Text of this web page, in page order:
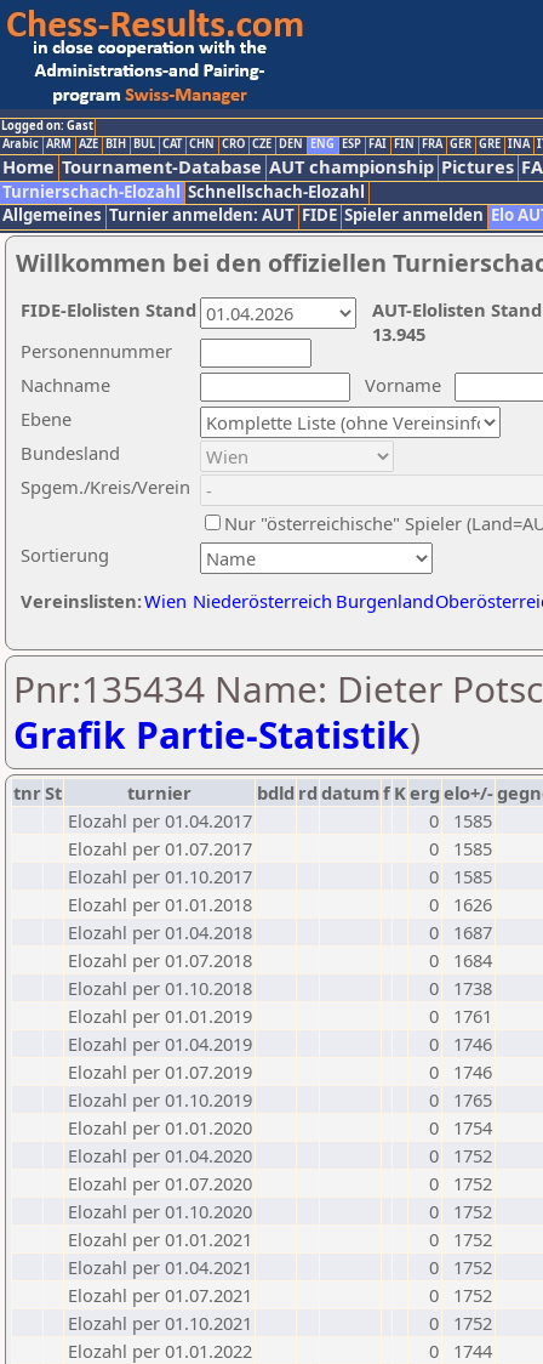
Logged on: Gast
Arabic ARM AZE BIH BUL CAT CHN CRO CZE DEN ENG ESP FAI FIN FRA GER GRE INA
Home Tournament-Database AUT championship Pictures
Turnierschach-Elozahl Schnellschach-Elozahl
Allgemeines Turnier anmelden: AUT FIDE Spieler anmelden Elo
Willkommen bei den offiziellen
Nachname
Vorname
Ebene
Sortierung
Personennummer
Bundesland
Spgem./Kreis/Verein
Nur "österreichische" Spieler
Vereinslisten:Wien Niederösterreich Burgenland
AUT-Elolisten
13.945
FIDE-Elolisten Stand
Pnr:135434 Name: Dieter
Grafik Partie-Statistik)
tnrSt turnier bdld rd datumf Kerg elo+/-
Elozahl per 01.04.2017
0
1585
Elozahl per 01.07.2017
0
1585
Elozahl per 01.10.2017
0
1585
Elozahl per 01.01.2018
0
1626
Elozahl per 01.04.2018
0
1687
Elozahl per 01.07.2018
0
1684
Elozahl per 01.10.2018
0
1738
Elozahl per 01.01.2019
0
1761
Elozahl per 01.04.2019
0
1746
Elozahl per 01.07.2019
0
1746
Elozahl per 01.10.2019
0
1765
Elozahl per 01.01.2020
0
1754
Elozahl per 01.04.2020
0
1752
Elozahl per 01.07.2020
0
1752
Elozahl per 01.10.2020
0
1752
Elozahl per 01.01.2021
0
1752
Elozahl per 01.04.2021
0
1752
Elozahl per 01.07.2021
0
1752
Elozahl per 01.10.2021
0
1752
Elozahl per 01.01.2022
0
1744